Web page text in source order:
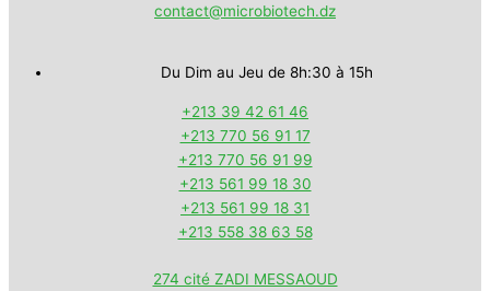
contact@microbiotech.dz
Du Dim au Jeu de 8h:30 à 15h
+213 39 42 61 46
+213 770 56 91 17
+213 770 56 91 99
+213 561 99 18 30
+213 561 99 18 31
+213 558 38 63 58
274 cité ZADI MESSAOUD